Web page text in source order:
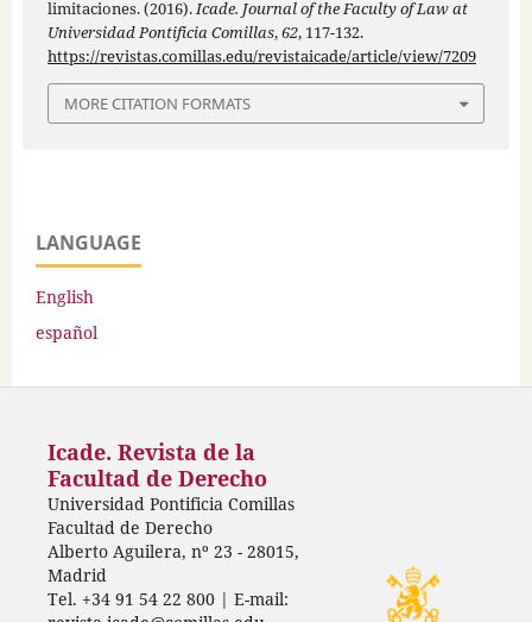
limitaciones. (2016).Icade. Journal of the Faculty of Law at
Universidad Pontificia Comillas,62, 117-132.
https://revistas.comillas.edu/revistaicade/article/view/7209
MORE CITATION FORMATS
LANGUAGE
English
español
Icade. Revista de la
Facultad de Derecho
Universidad Pontificia Comillas
Facultad de Derecho
Alberto Aguilera, nº 23 - 28015,
Madrid
Tel. +34 91 54 22 800 | E-mail: